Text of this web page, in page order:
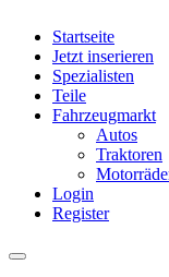
Startseite
Jetzt inserieren
Spezialisten
Teile
Fahrzeugmarkt
Autos
Traktoren
Login
Register